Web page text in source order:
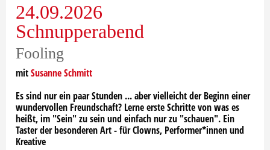
24.09.2026
Schnupperabend
Fooling
mitSusanne Schmitt
Es sind nur ein paar Stunden ... aber vielleicht der Beginn einer
wundervollen Freundschaft? Lerne erste Schritte von was es
heißt, im "Sein" zu sein und einfach nur zu "schauen". Ein
Taster der besonderen Art - für Clowns, Performer*innen und
Kreative